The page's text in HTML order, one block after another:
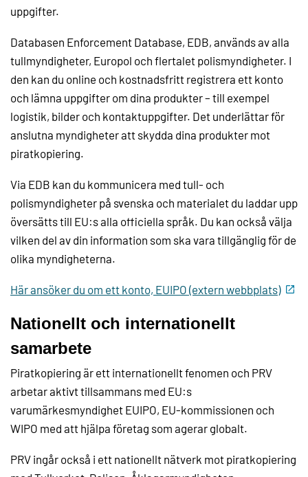
uppgifter.
Databasen Enforcement Database, EDB, används av alla
tullmyndigheter, Europol och flertalet polismyndigheter. I
den kan du online och kostnadsfritt registrera ett konto
och lämna uppgifter om dina produkter – till exempel
logistik, bilder och kontaktuppgifter. Det underlättar för
anslutna myndigheter att skydda dina produkter mot
piratkopiering.
Via EDB kan du kommunicera med tull- och
polismyndigheter på svenska och materialet du laddar upp
översätts till EU:s alla officiella språk. Du kan också välja
vilken del av din information som ska vara tillgänglig för de
olika myndigheterna.
Här ansöker du om ett konto, EUIPO (extern webbplats)
Nationellt och internationellt
samarbete
Piratkopiering är ett internationellt fenomen och PRV
arbetar aktivt tillsammans med EU:s
varumärkesmyndighet EUIPO, EU-kommissionen och
WIPO med att hjälpa företag som agerar globalt.
PRV ingår också i ett nationellt nätverk mot piratkopiering